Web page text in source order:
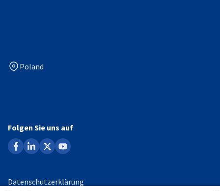
Poland
Folgen Sie uns auf
facebook
linkedin
x youtube
Datenschutzerklärung